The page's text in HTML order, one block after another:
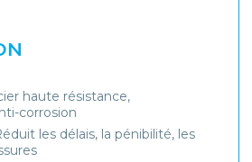
haute résistance,
corrosion
les délais, la pénibilité, les